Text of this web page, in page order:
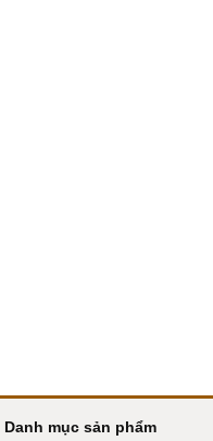
Danh mục sản phẩm